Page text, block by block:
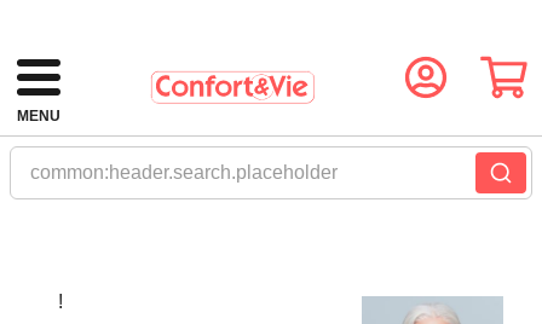
MENU
common:header.search.placeholder
!